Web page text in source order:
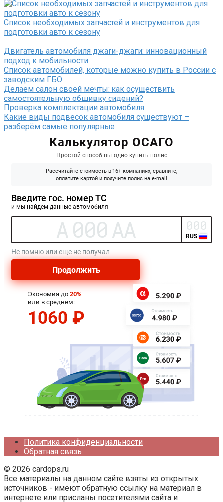
Список необходимых запчастей и инструментов для
подготовки авто к сезону
Двигатель автомобиля джаги-джаги: инновационный
подход к мобильности
Список автомобилей, которые можно купить в России с
заводским ГБО
Делаем салон своей мечты: как осуществить
самостоятельную обшивку сидений?
Проверка комплектации автомобиля
Какие виды подвесок автомобиля существуют –
разберём самые популярные
Политика конфиденциальности
Обратная связь
© 2026 cardops.ru
Все материалы на данном сайте взяты из открытых
источников - имеют обратную ссылку на материал в
интернете или присланы посетителями сайта и